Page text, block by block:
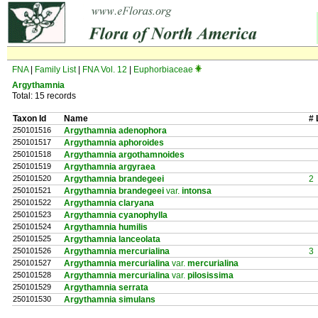
FNA| Family List| FNA Vol. 12
Euphorbiaceae
Argythamnia
Total: 15 records
Taxon Id Name #
250101516 Argythamnia adenophora
250101517 Argythamnia aphoroides
250101518 Argythamnia argothamnoides
250101519 Argythamnia argyraea
250101520 Argythamnia brandegeei 2
250101521 Argythamnia brandegeei var. intonsa
250101522 Argythamnia claryana
250101523 Argythamnia cyanophylla
250101524 Argythamnia humilis
250101525 Argythamnia lanceolata
250101526 Argythamnia mercurialina 3
250101527 Argythamnia mercurialina var. mercurialina
250101528 Argythamnia mercurialina var. pilosissima
250101529 Argythamnia serrata
250101530 Argythamnia simulans